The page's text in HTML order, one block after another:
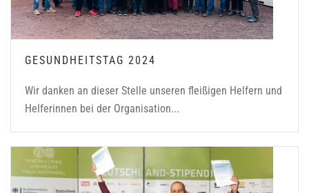
GESUNDHEITSTAG 2024
Wir danken an dieser Stelle unseren fleißigen Helfern und
Helferinnen bei der Organisation...